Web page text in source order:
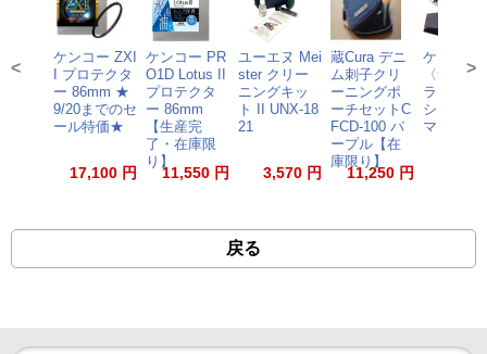
ケンコー ZXI
I プロテクタ
ー 86mm ★
9/20までのセ
ール特価★
17,100 円
ケンコー PR
O1D Lotus II
プロテクタ
ー 86mm
【生産完
了・在庫限
り】
11,550 円
ユーエヌ Mei
ster クリー
ニングキッ
ト II UNX-18
21
3,570 円
蔵Cura デニ
ム刺子クリ
ーニングポ
ーチセットC
FCD-100 パ
ープル【在
庫限り】
11,250 円
ケンコー
〈つつむ
ラップク
ション調
マジック
< >
戻る